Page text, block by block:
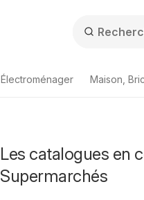
Électroménager Maison,
Les catalogues en
Supermarchés